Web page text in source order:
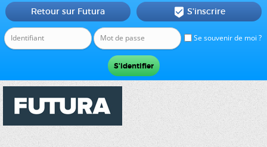
Se souvenir de moi ?
Retour sur Futura  S'inscrire